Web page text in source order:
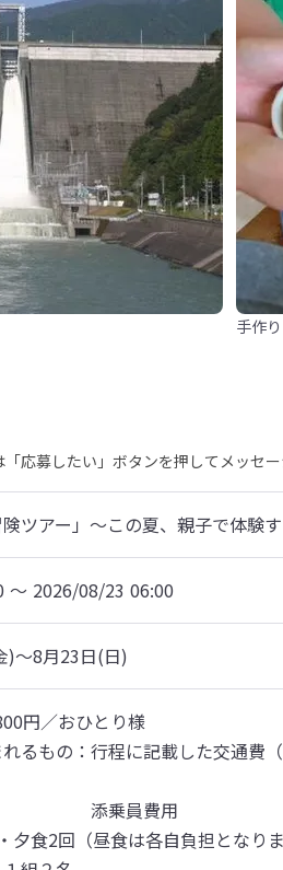
手作
応募したい」ボタンを押してメッセー
険ツアー」～この夏、親子で体験
〜 2026/08/23 06:00
)～8月23日(日)
円／おひとり様
るもの：行程に記載した交通費
費用
食2回（昼食は各自負担となりま